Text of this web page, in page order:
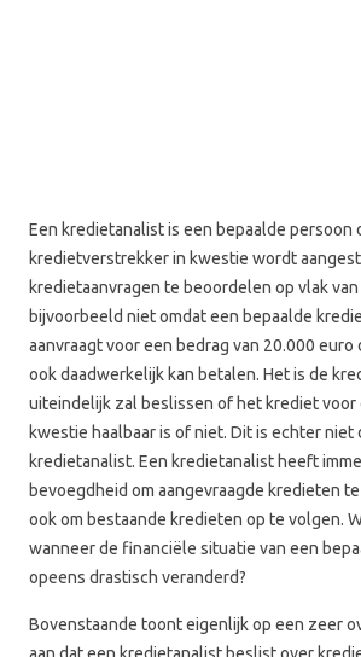
Een kredietanalist is een bepaalde persoon
kredietverstrekker in kwestie wordt
kredietaanvragen te beoordelen op vlak
bijvoorbeeld niet omdat een bepaalde
aanvraagt voor een bedrag van 20.000
ook daadwerkelijk kan betalen. Het is de
uiteindelijk zal beslissen of het krediet voor
kwestie haalbaar is of niet. Dit is echter niet
kredietanalist. Een kredietanalist heeft
bevoegdheid om aangevraagde kredieten
ook om bestaande kredieten op te volgen.
wanneer de financiële situatie van een
opeens drastisch veranderd?
Bovenstaande toont eigenlijk op een zeer